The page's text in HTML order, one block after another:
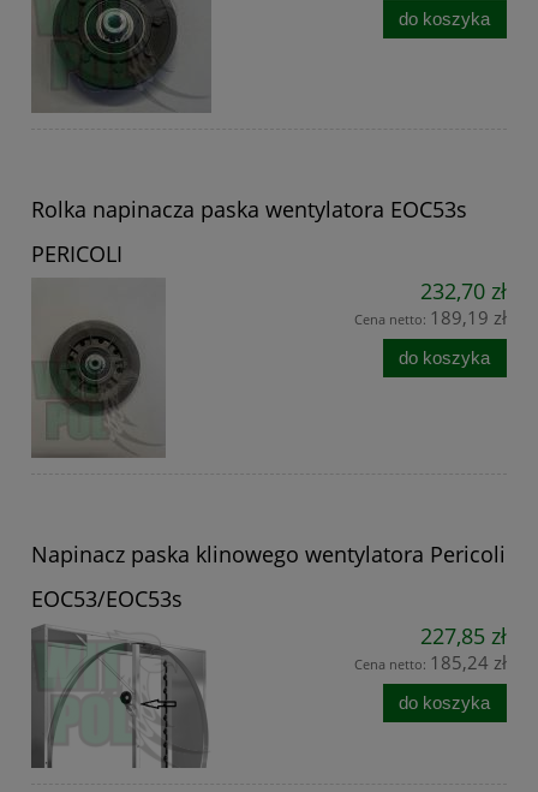
do koszyka
Rolka napinacza paska wentylatora EOC53s
PERICOLI
232,70 zł
Cena netto: 189,19 zł
do koszyka
Napinacz paska klinowego wentylatora Pericoli
EOC53/EOC53s
227,85 zł
Cena netto: 185,24 zł
do koszyka